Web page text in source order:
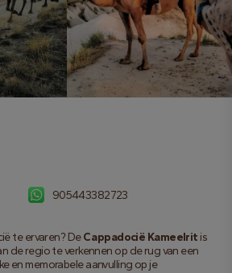
905443382723
te ervaren? De Cappadocië Kameelrit is
de regio te verkennen op de rug van een
en memorabele aanvulling op je